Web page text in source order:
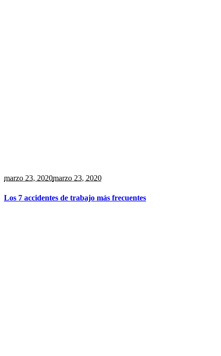
marzo 23, 2020marzo 23, 2020
Los 7 accidentes de trabajo más frecuentes